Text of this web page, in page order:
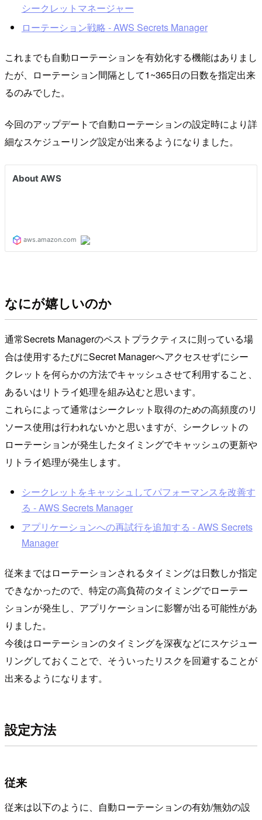
シークレットマネージャー
ローテーション戦略 - AWS Secrets Manager
これまでも自動ローテーションを有効化する機能はありまし
たが、ローテーション間隔として1~365日の日数を指定出来
るのみでした。
今回のアップデートで自動ローテーションの設定時により詳
細なスケジューリング設定が出来るようになりました。
なにが嬉しいのか
通常Secrets Managerのペストプラクティスに則っている場
合は使用するたびにSecret Managerへアクセスせずにシー
クレットを何らかの方法でキャッシュさせて利用すること、
あるいはリトライ処理を組み込むと思います。
これらによって通常はシークレット取得のための高頻度のリ
ソース使用は行われないかと思いますが、シークレットの
ローテーションが発生したタイミングでキャッシュの更新や
リトライ処理が発生します。
シークレットをキャッシュしてパフォーマンスを改善す
る - AWS Secrets Manager
アプリケーションへの再試行を追加する - AWS Secrets
Manager
従来まではローテーションされるタイミングは日数しか指定
できなかったので、特定の高負荷のタイミングでローテー
ションが発生し、アプリケーションに影響が出る可能性があ
りました。
今後はローテーションのタイミングを深夜などにスケジュー
リングしておくことで、そういったリスクを回避することが
出来るようになります。
設定方法
従来
従来は以下のように、自動ローテーションの有効/無効の設